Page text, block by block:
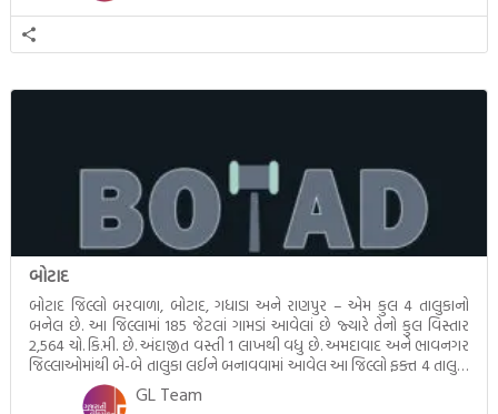
બોટાદ
બોટાદ જિલ્લો બરવાળા, બોટાદ, ગધાડા અને રાણપુર – એમ કુલ 4 તાલુકાનો
બનેલ છે. આ જિલ્લામાં 185 જેટલાં ગામડાં આવેલાં છે જ્યારે તેનો કુલ વિસ્તાર
2,564 ચો. કિ.મી. છે. અંદાજીત વસ્તી 1 લાખથી વધુ છે. અમદાવાદ અને ભાવનગર
જિલ્લાઓમાંથી બે-બે તાલુકા લઈને બનાવવામાં આવેલ આ જિલ્લો ફક્ત 4 તાલુકા
સાથેનો સૌથી નાનો જિલ્લો છે. બોટાદ […]
GL Team